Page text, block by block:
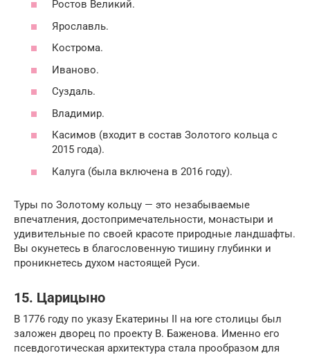
Ростов Великий.
Ярославль.
Кострома.
Иваново.
Суздаль.
Владимир.
Касимов (входит в состав Золотого кольца с
2015 года).
Калуга (была включена в 2016 году).
Туры по Золотому кольцу — это незабываемые
впечатления, достопримечательности, монастыри и
удивительные по своей красоте природные ландшафты.
Вы окунетесь в благословенную тишину глубинки и
проникнетесь духом настоящей Руси.
15. Царицыно
В 1776 году по указу Екатерины II на юге столицы был
заложен дворец по проекту В. Баженова. Именно его
псевдоготическая архитектура стала прообразом для